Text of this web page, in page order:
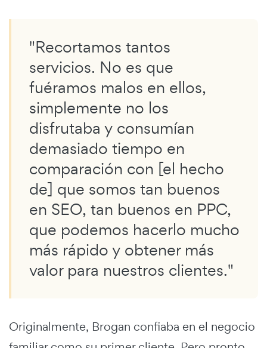
"Recortamos tantos
servicios. No es que
fuéramos malos en ellos,
simplemente no los
disfrutaba y consumían
demasiado tiempo en
comparación con [el hecho
de] que somos tan buenos
en SEO, tan buenos en PPC,
que podemos hacerlo mucho
más rápido y obtener más
valor para nuestros clientes."
Originalmente, Brogan confiaba en el negocio